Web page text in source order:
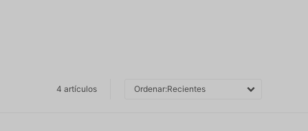
4 artículos Recientes